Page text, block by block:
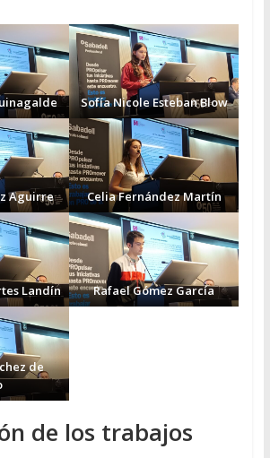
Sofía Nicole Esteban Blow
Aguirre Celia Fernández Martín
Landín Rafael Gómez García
de
de los trabajos